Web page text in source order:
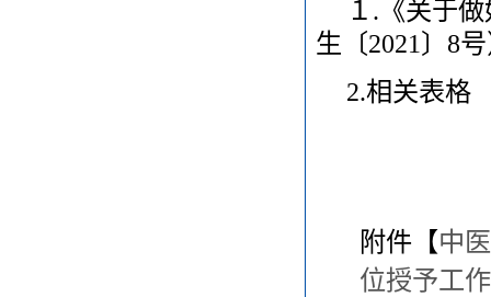
１.《关于
生〔2021〕8
2.相关表格
附件【中
位授予工